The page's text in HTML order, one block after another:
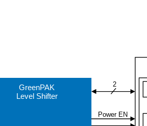
Power EN
2
GreenPAK
Level Shifter